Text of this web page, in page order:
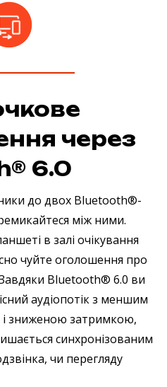
через
6.0
до двох Bluetooth®-
між ними.
в залі очікування
чуйте оголошення про
Bluetooth® 6.0 ви
аудіопотік з меншим
зниженою затримкою,
синхронізованим
чи перегляду